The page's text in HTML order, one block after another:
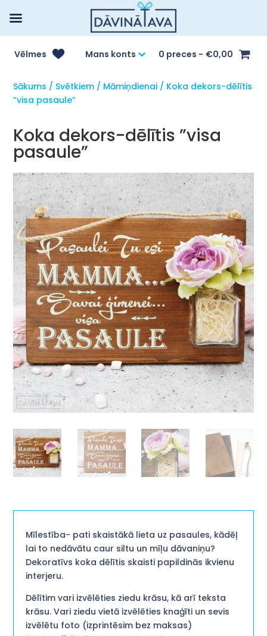
Vēlmes Mans konts 0 preces €0,00
Sākums / Svētkiem / Māmiņdienai / Koka dekors-dēlītis
”visa pasaule”
Koka dekors-dēlītis ”visa
pasaule”
Mīlestība- pati skaistākā lieta uz pasaules, kādēļ
lai to nedāvātu caur siltu un mīļu dāvaniņu?
Dekoratīvs koka dēlītis skaisti papildinās ikvienu
interjeru.
Dēlītim vari izvēlēties ziedu krāsu, kā arī teksta
krāsu. Vari ziedu vietā izvēlēties knaģīti un sevis
izvēlētu foto (izprintēsim bez maksas)